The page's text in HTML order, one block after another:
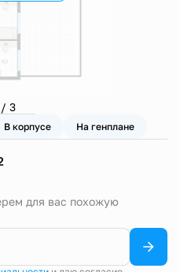
/ 3
В корпусе На генплане
для вас похожую